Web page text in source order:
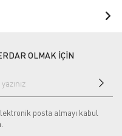
OLMAK İÇİN
posta almayı kabul